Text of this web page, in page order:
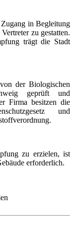
in Begleitung
zu gestatten.
trägt die Stadt
der Biologischen
geprüft und
Firma besitzen die
und
zu erzielen, ist
erforderlich.